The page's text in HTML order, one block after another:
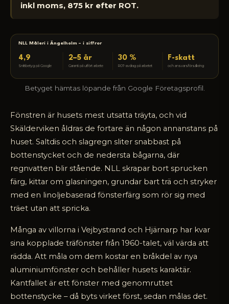
inkl moms, 875 kr efter ROT.
NLL Måleri i Ängelholm – i siffror
4,9
Snittbetyg på Google
2–5 år
Garanti på utfört arbete
30 %
ROT-avdrag på arbetet
F-skatt
och ansvarsförsäkring
Betyget hämtas löpande från Google Företagsprofil.
Fönstren är husets mest utsatta träyta, och vid
Skälderviken åldras de fortare än någon annanstans på
huset. Saltdis och slagregn sliter snabbast på
bottenstycket och de nedersta bågarna, där
regnvatten blir stående. NLL skrapar bort sprucken
färg, kittar om glasningen, grundar bart trä och stryker
med en linoljebaserad fönsterfärg som rör sig med
träet utan att spricka.
Många av villorna i Vejbystrand och Hjärnarp har kvar
sina kopplade träfönster från 1960-talet, väl värda att
rädda. Att måla om dem kostar en bråkdel av nya
aluminiumfönster och behåller husets karaktär.
Kantfallet är ett fönster med genomruttet
bottenstycke – då byts virket först, sedan målas det.